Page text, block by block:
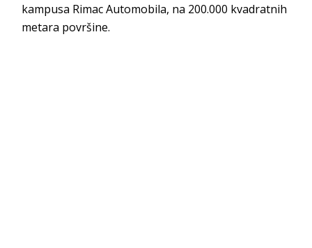
kampusa Rimac Automobila, na 200.000 kvadratnih
metara površine.